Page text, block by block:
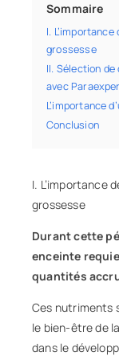
Sommaire
I.
grossesse
II. Sélection
avec
L’importance
Conclusion
I. L’importance
grossesse
Durant cette
enceinte
quantités
Ces nutriments
le bien-être de
dans le